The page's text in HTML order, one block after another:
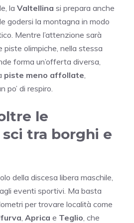
la Valtellina si prepara anche
godersi la montagna in modo
Mentre l’attenzione sarà
piste olimpiche, nella stessa
forma un’offerta diversa,
piste meno affollate
po’ di respiro.
le
tra borghi e
della discesa libera maschile,
eventi sportivi. Ma basta
per trovare località come
Aprica e Teglio , che